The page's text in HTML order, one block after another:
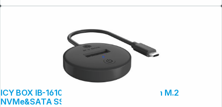
ICY BOX IB-1610MCD-C31 DockingStation M.2
NVMe&SATA SSD